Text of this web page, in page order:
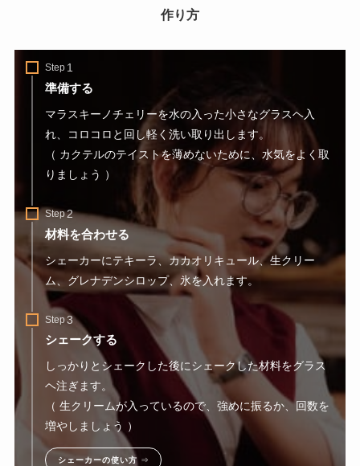
作り方
Step
準備する
マラスキーノチェリーを水の入った小さなグラスヘ入
れ、コロコロと回し軽く洗い取り出します。
（ カクテルのテイストを薄めないために、水気をよく取
りましょう ）
Step
材料を合わせる
シェーカーにテキーラ、カカオリキュール、生クリー
ム、グレナデンシロップ、氷を入れます。
Step
シェークする
しっかりとシェークした後にシェークした材料をグラス
ヘ注ぎます。
（ 生クリームが入っているので、強めに振るか、回数を
増やしましょう ）
シェーカーの使い方 ⇒